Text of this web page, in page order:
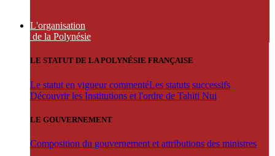
L'organisation
de la Polynésie
LE STATUT DE LA POLYNÉSIE FRANÇAISE
Le statut en vigueur commentéLes statuts successifs
Découvrir les Institutions et l'ordre de Tahiti Nui
LE GOUVERNEMENT
Composition du gouvernement et attributions des ministres